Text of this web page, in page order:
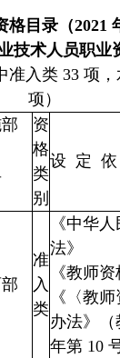
格目录（2021
技术人员职业
准入类 33 项
项）
资
格
类
别
设 定
准
入
类
《中华
法》
《教师资
《〈教
办法》（
年第 10